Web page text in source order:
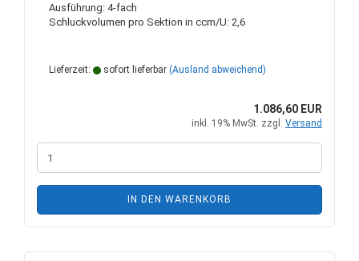
Ausführung: 4-fach
Schluckvolumen pro Sektion in ccm/U: 2,6
Lieferzeit: sofort lieferbar (Ausland abweichend)
1.086,60 EUR
inkl. 19% MwSt. zzgl. Versand
IN DEN WARENKORB